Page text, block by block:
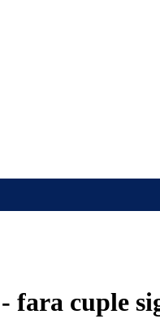
fara cuple